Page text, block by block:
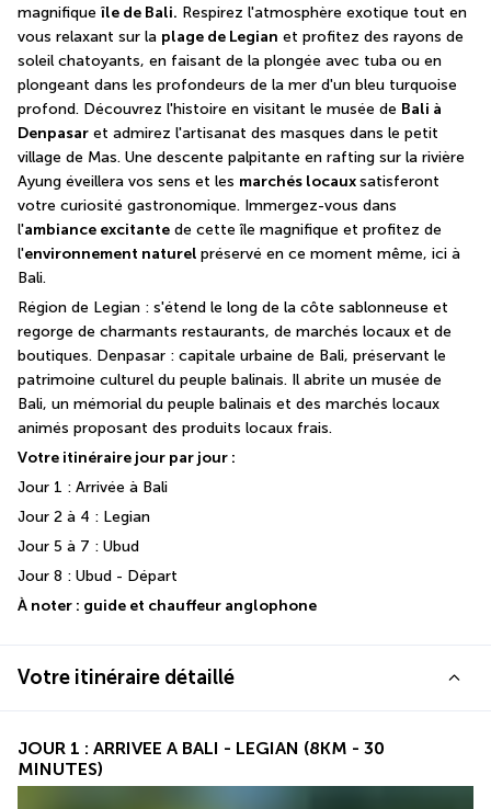
magnifique île de Bali. Respirez l'atmosphère exotique tout en
vous relaxant sur la plage de Legian et profitez des rayons de
soleil chatoyants, en faisant de la plongée avec tuba ou en
plongeant dans les profondeurs de la mer d'un bleu turquoise
profond. Découvrez l'histoire en visitant le musée de Bali à
Denpasar et admirez l'artisanat des masques dans le petit
village de Mas. Une descente palpitante en rafting sur la rivière
Ayung éveillera vos sens et les marchés locaux satisferont
votre curiosité gastronomique. Immergez-vous dans
l'ambiance excitante de cette île magnifique et profitez de
l'environnement naturel préservé en ce moment même, ici à
Bali.
Région de Legian : s'étend le long de la côte sablonneuse et
regorge de charmants restaurants, de marchés locaux et de
boutiques. Denpasar : capitale urbaine de Bali, préservant le
patrimoine culturel du peuple balinais. Il abrite un musée de
Bali, un mémorial du peuple balinais et des marchés locaux
animés proposant des produits locaux frais.
Votre itinéraire jour par jour :
Jour 1 : Arrivée à Bali
Jour 2 à 4 : Legian
Jour 5 à 7 : Ubud
Jour 8 : Ubud - Départ
À noter : guide et chauffeur anglophone
Votre itinéraire détaillé
JOUR 1 : ARRIVEE A BALI - LEGIAN (8KM - 30
MINUTES)